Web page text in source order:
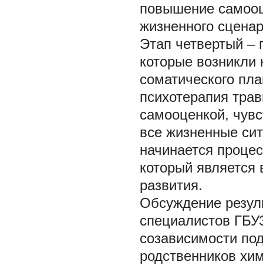
повышение
жизненного
Этап четвертый –
которые возникли
соматического
психотерапия
самооценкой,
все жизненные
начинается
который
развития.
Обсуждение
специалистов
созависимости
родственников